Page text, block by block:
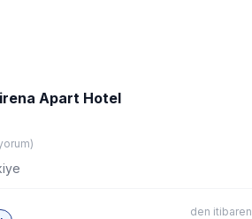
Apart Hotel
den itibaren